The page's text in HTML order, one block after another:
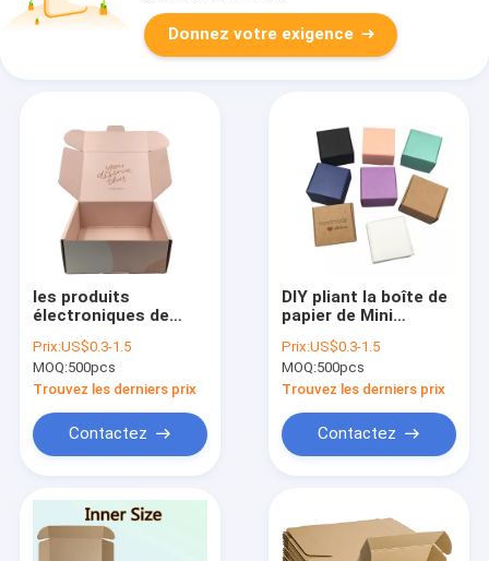
Donnez votre exigence
les produits
électroniques de
cadeau de papier 2C
transportent les
boîtes se pliantes
économisantes
Prix:US$0.3-1.5
MOQ:500pcs
Trouvez les derniers prix
Contactez
DIY pliant la boîte de
papier de Mini
Small Soap de boîte-
cadeau de Papier
d'emballage
Prix:US$0.3-1.5
MOQ:500pcs
Trouvez les derniers prix
Contactez